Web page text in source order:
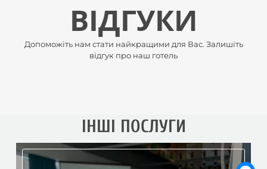
ВІДГУКИ
Допоможіть нам стати найкращими для Вас. Залишіть
відгук про наш готель
ІНШІ ПОСЛУГИ
Карпатський готель для
ретритів — йога, тиша і
відновлення